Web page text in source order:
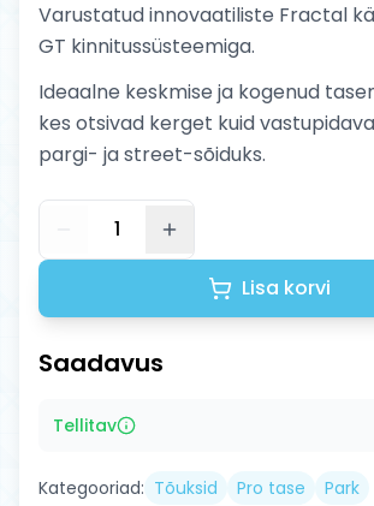
Varustatud innovaatiliste Fractal
GT kinnitussüsteemiga.
Ideaalne keskmise ja kogenud
kes otsivad kerget kuid
pargi- ja street-sõiduks.
1
Lisa korvi
Saadavus
Tellitav
Kategooriad: Tõuksid Pro tase Park